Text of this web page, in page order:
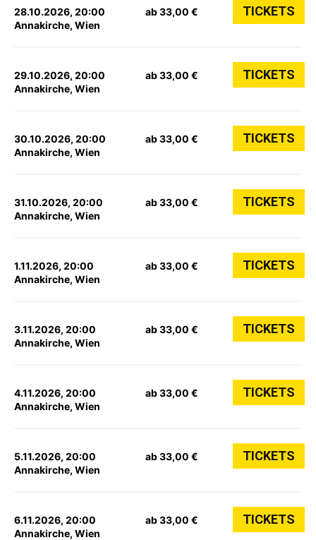
28.10.2026, 20:00
Annakirche, Wien
ab 33,00 € TICKETS
29.10.2026, 20:00
Annakirche, Wien
ab 33,00 € TICKETS
30.10.2026, 20:00
Annakirche, Wien
ab 33,00 € TICKETS
31.10.2026, 20:00
Annakirche, Wien
ab 33,00 € TICKETS
1.11.2026, 20:00
Annakirche, Wien
ab 33,00 € TICKETS
3.11.2026, 20:00
Annakirche, Wien
ab 33,00 € TICKETS
4.11.2026, 20:00
Annakirche, Wien
ab 33,00 € TICKETS
5.11.2026, 20:00
Annakirche, Wien
ab 33,00 € TICKETS
6.11.2026, 20:00
Annakirche, Wien
ab 33,00 € TICKETS